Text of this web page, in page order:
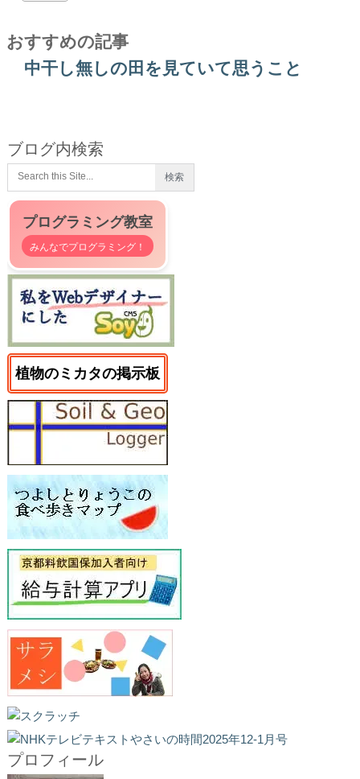
おすすめの記事
中干し無しの田を見ていて思うこと
ブログ内検索
プログラミング教室
みんなでプログラミング！
植物のミカタの掲示板
プロフィール